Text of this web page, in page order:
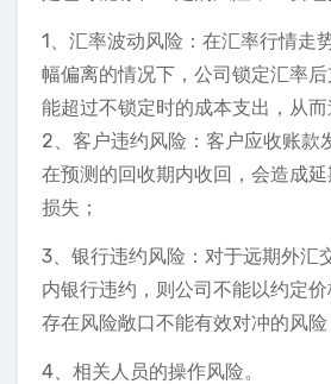
1、汇率波动风险：在汇率行情走
幅偏离的情况下，公司锁定汇率
能超过不锁定时的成本支出，从而
2、客户违约风险：客户应收账款
在预测的回收期内收回，会造成
损失；
3、银行违约风险：对于远期外汇
内银行违约，则公司不能以约定价
存在风险敞口不能有效对冲的风险
4、相关人员的操作风险。